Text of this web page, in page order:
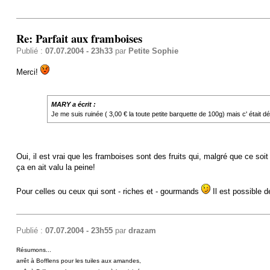
Re: Parfait aux framboises
Publié : 07.07.2004 - 23h33par Petite Sophie
Merci!
MARY a écrit :
Je me suis ruinée ( 3,00 € la toute petite barquette de 100g) mais c' était
Oui, il est vrai que les framboises sont des fruits qui, malgré que ce
ça en ait valu la peine!
Pour celles ou ceux qui sont - riches et - gourmands Il est possible
Publié : 07.07.2004 - 23h55par drazam
Résumons...
arrêt à Bofflens pour les tuiles aux amandes,